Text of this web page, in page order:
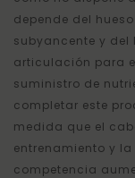
depende del hueso
subyancente y
articulación para
suministro de
completar este
medida que el
entrenamiento y la
competencia